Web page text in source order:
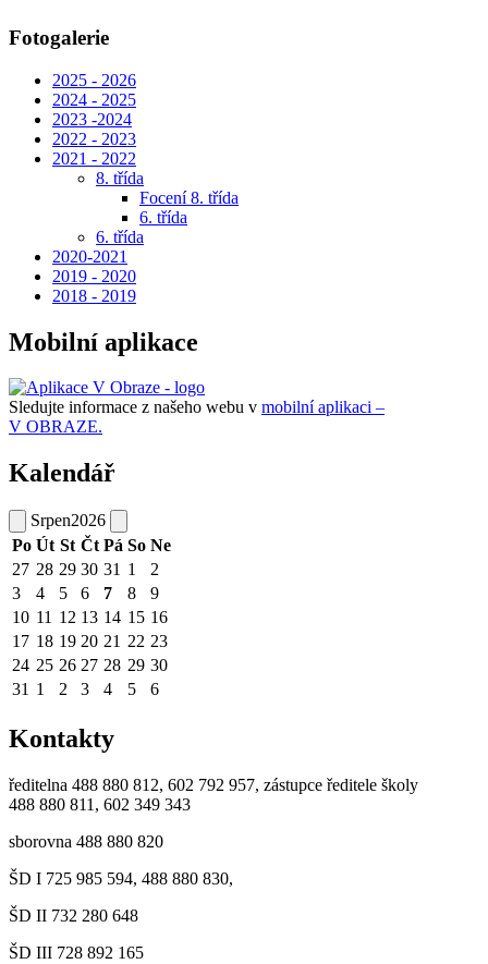
Fotogalerie
2025 - 2026
2024 - 2025
2023 -2024
2022 - 2023
2021 - 2022
8. třída
Focení 8. třída
6. třída
6. třída
2020-2021
2019 - 2020
2018 - 2019
Mobilní aplikace
Sledujte informace z našeho webu v mobilní aplikaci –
V OBRAZE.
Kalendář
Srpen2026
Po Út St Čt Pá So Ne
27 28 29 30 31 1
2
3
4 5 6 7 8
9
10 11 12 13 14 15 16
17 18 19 20 21 22 23
24 25 26 27 28 29 30
31 1 2 3 4 5 6
Kontakty
ředitelna 488 880 812, 602 792 957, zástupce ředitele školy
488 880 811, 602 349 343
sborovna 488 880 820
ŠD I 725 985 594, 488 880 830,
ŠD II 732 280 648
ŠD III 728 892 165